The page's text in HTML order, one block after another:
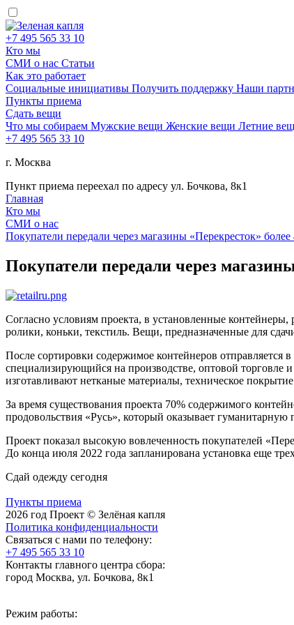
+7 495 565 33 10
Кто мы
СМИ о нас Статьи
Как это работает
Социальные инициативы Получить поддержку Наши
Пункты приема
Сдать вещи
Что мы собираем Мужские вещи Женские вещи Летние
+7 495 565 33 10
г. Москва
Пункт приема переехал по адресу ул. Бочкова, 8к1
Главная
Кто мы
СМИ о нас
Покупатели передали через магазины «Перекресток»
Покупатели передали через
Согласно условиям проекта, в установленные
ролики, коньки, текстиль. Вещи, предназначенные для
После сортировки содержимое контейнеров отправляется
специализирующийся на производстве, оптовой торговле
изготавливают нетканые материалы, техническое покрытие
За время существования проекта 70% содержимого
продовольствия «Русь», который оказывает
Проект показал высокую вовлеченность покупателей
До конца июля 2022 года запланирована установка еще
Сдай одежду сегодня
Пункты приема
2026 год Проект © Зелёная капля
Политика конфиденциальности
Связаться с нами по телефону:
+7 495 565 33 10
Контакты главного центра сбора:
город Москва, ул. Бочкова, 8к1
Режим работы: